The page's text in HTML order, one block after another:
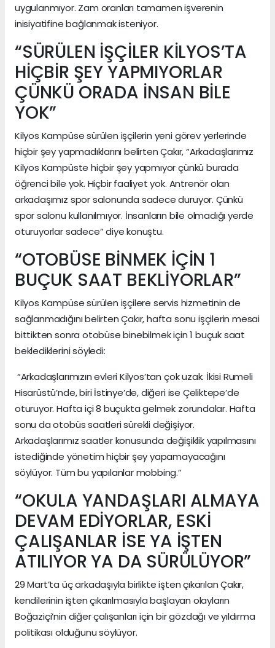
uygulanmıyor. Zam oranları tamamen işverenin
inisiyatifine bağlanmak isteniyor.
“SÜRÜLEN İŞÇİLER KİLYOS’TA
HİÇBİR ŞEY YAPMIYORLAR
ÇÜNKÜ ORADA İNSAN BİLE
YOK”
Kilyos Kampüse sürülen işçilerin yeni görev yerlerinde
hiçbir şey yapmadıklarını belirten Çakır, “Arkadaşlarımız
Kilyos Kampüste hiçbir şey yapmıyor çünkü burada
öğrenci bile yok. Hiçbir faaliyet yok. Antrenör olan
arkadaşımız spor salonunda sadece duruyor. Çünkü
spor salonu kullanılmıyor. İnsanların bile olmadığı yerde
oturuyorlar sadece” diye konuştu.
“OTOBÜSE BİNMEK İÇİN 1
BUÇUK SAAT BEKLİYORLAR”
Kilyos Kampüse sürülen işçilere servis hizmetinin de
sağlanmadığını belirten Çakır, hafta sonu işçilerin mesai
bittikten sonra otobüse binebilmek için 1 buçuk saat
beklediklerini söyledi:
“Arkadaşlarımızın evleri Kilyos’tan çok uzak. İkisi Rumeli
Hisarüstü’nde, biri İstinye’de, diğeri ise Çeliktepe’de
oturuyor. Hafta içi 8 buçukta gelmek zorundalar. Hafta
sonu da otobüs saatleri sürekli değişiyor.
Arkadaşlarımız saatler konusunda değişiklik yapılmasını
istediğinde yönetim hiçbir şey yapamayacağını
söylüyor. Tüm bu yapılanlar mobbing.”
“OKULA YANDAŞLARI ALMAYA
DEVAM EDİYORLAR, ESKİ
ÇALIŞANLAR İSE YA İŞTEN
ATILIYOR YA DA SÜRÜLÜYOR”
29 Mart’ta üç arkadaşıyla birlikte işten çıkarılan Çakır,
kendilerinin işten çıkarılmasıyla başlayan olayların
Boğaziçi’nin diğer çalışanları için bir gözdağı ve yıldırma
politikası olduğunu söylüyor.